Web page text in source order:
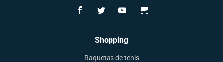
Shopping
Raquetas de tenis